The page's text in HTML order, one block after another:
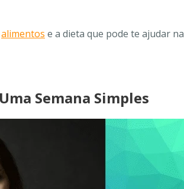
alimentos e a dieta que pode te ajudar na
Semana Simples